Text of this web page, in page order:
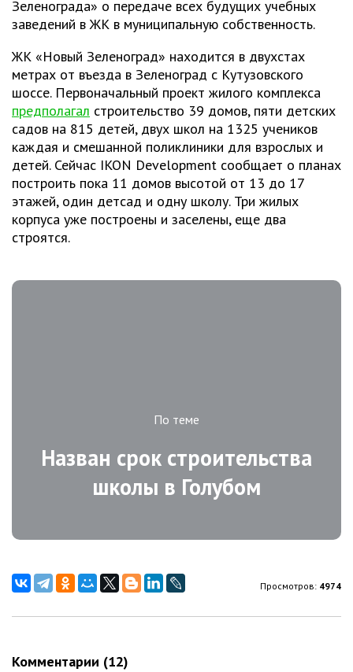
Зеленограда» о передаче всех будущих учебных
заведений в ЖК в муниципальную собственность.
ЖК «Новый Зеленоград» находится в двухстах
метрах от въезда в Зеленоград с Кутузовского
шоссе. Первоначальный проект жилого комплекса
предполагал строительство 39 домов, пяти детских
садов на 815 детей, двух школ на 1325 учеников
каждая и смешанной поликлиники для взрослых и
детей. Сейчас IKON Development сообщает о планах
построить пока 11 домов высотой от 13 до 17
этажей, один детсад и одну школу. Три жилых
корпуса уже построены и заселены, еще два
строятся.
По теме
Назван срок строительства
школы в Голубом
Просмотров: 4974
Комментарии (12)